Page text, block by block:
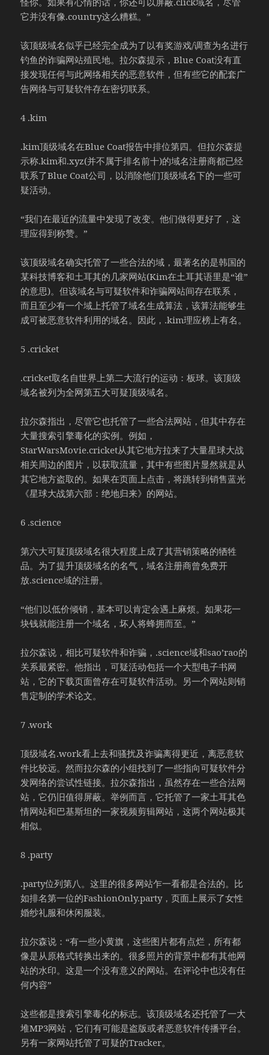
它并没有像.country这么糟糕。”
该顶级域名似乎已经完全成为了以有奖游戏/调查为名进行
钓鱼的诈骗网站殖民地。拉尔森提示，Blue Coat没有直
接发现任何与此网络相关的恶意软件，但有些它的配套广
告网络与可疑软件存在密切联系。
4 .kim
.kim顶级域名在Blue Coat报告中排位第四。但拉尔森提
示称.kim和.xyz(并不属于排名前十)的域名注册商都已经
联系了Blue Coat公司，以消除他们顶级域名下的一些可
疑活动。
“我们在最近的流量中发现了改变。他们做得更好了，这
理应得到称赞。”
该顶级域名确实托管了一些合法的域，最著名的是韩国的
某科技博客和土耳其的几家网站(Kim在土耳其语里是“谁”
的意思)。但该域名与可疑软件和诈骗网站间存在联系，
而且至少有一个域上托管了域名生成算法，该算法能够生
成可被恶意软件利用的域名。因此，.kim理应榜上有名。
5 .cricket
.cricket取名自世界上第二大流行的运动：板球。该顶级
域名被列为全网第五大可疑顶级域名。
拉尔森指出，尽管它也托管了一些合法网站，但其中存在
大量搜索引擎毒化的实例。例如，
StarWarsMovie.cricket从其它地方拉来了大量星球大战
相关周边的图片，以获取流量，其中有些图片显然就是从
其它地方盗取的。如果在页面上点击，将跳转到销售蓝光
《星球大战第六部：绝地归来》的网站。
6 .science
第六大可疑顶级域名很大程度上成了其营销策略的牺牲
品。为了提升顶级域名的名气，域名注册商曾免费开
放.science域的注册。
“他们以低价倾销，基本可以肯定会遇上麻烦。如果花一
块钱就能注册一个域名，坏人将蜂拥而至。”
拉尔森说，相比可疑软件和诈骗，.science域和sao’rao的
关系最紧密。他指出，可疑活动包括一个大型电子书网
站，它的下载页面曾存在可疑软件活动。另一个网站则销
售定制的学术论文。
7 .work
顶级域名.work看上去和骚扰及诈骗离得更近，离恶意软
件比较远。然而拉尔森的小组找到了一些指向可疑软件分
发网络的尝试性链接。拉尔森指出，虽然存在一些合法网
站，它仍旧值得屏蔽。举例而言，它托管了一家土耳其色
情网站和巴基斯坦的一家视频剪辑网站，这两个网站极其
相似。
8 .party
.party位列第八。这里的很多网站乍一看都是合法的。比
如排名第一位的FashionOnly.party，页面上展示了女性
婚纱礼服和休闲服装。
拉尔森说：“有一些小黄旗，这些图片都有点烂，所有都
像是从原格式转换出来的。很多照片的背景中都有其他网
站的水印。这是一个没有意义的网站。在评论中也没有任
何内容”
这些都是搜索引擎毒化的标志。该顶级域名还托管了一大
堆MP3网站，它们有可能是盗版或者恶意软件传播平台。
另有一家网站托管了可疑的Tracker。